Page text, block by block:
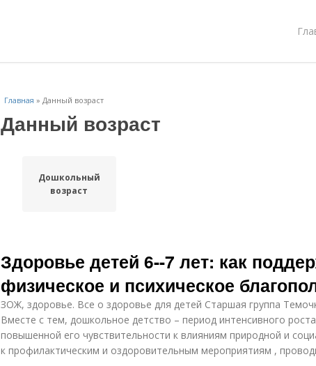
Главная » Данный возраст
Данный возраст
Дошкольный
возраст
Здоровье детей 6--7 лет: как
физическое и психическое
ЗОЖ, здоровье. Все о здоровье для детей Старшая группа
Вместе с тем, дошкольное детство – период интенсивного
повышенной его чувствительности к влияниям природной и
к профилактическим и оздоровительным мероприятиям ,